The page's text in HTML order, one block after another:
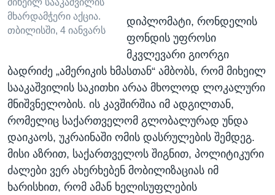
მიხეილ სააკაშვილის
მხარდამჭერი აქცია.
თბილისში, 4 იანვარს
დიპლომატი, რონდელის
ფონდის უფროსი
მკვლევარი გიორგი
ბადრიძე „ამერიკის ხმასთან“ ამბობს, რომ მიხეილ
სააკაშვილის საკითხი არაა მხოლოდ ლოკალური
მნიშვნელობის. ის კავშირშია იმ ადგილთან,
რომელიც საქართველომ გლობალურად უნდა
დაიკაოს, უკრაინაში ომის დასრულების შემდეგ.
მისი აზრით, საქართველოს შიგნით, პოლიტიკური
ძალები ვერ ახერხებენ მობილიზაციას იმ
ხარისხით, რომ ამან ხელისუფლების